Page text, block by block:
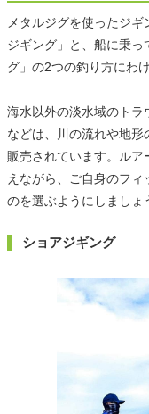
メタルジグを使ったジ
ジギング」と、船に乗
グ」の2つの釣り方にわ
海水以外の淡水域のト
などは、川の流れや地形
販売されています。ル
えながら、ご自身のフ
のを選ぶようにしましょ
ショアジギング